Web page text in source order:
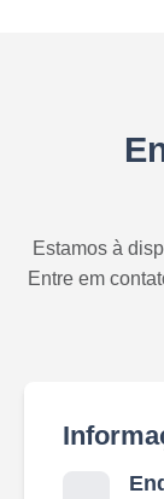
Estamos à
Entre em